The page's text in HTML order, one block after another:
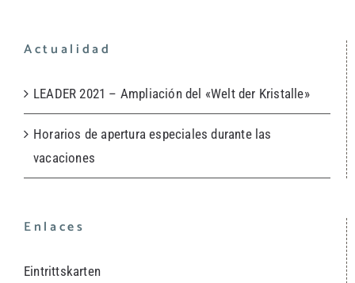
Actualidad
LEADER 2021 – Ampliación del «Welt der Kristalle»
Horarios de apertura especiales durante las
vacaciones
Enlaces
Eintrittskarten